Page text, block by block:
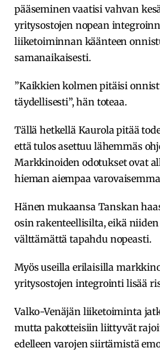
pääseminen vaatisi vahvan
yritysostojen nopean
liiketoiminnan käänteen
samanaikaisesti.
”Kaikkien kolmen pitäisi
täydellisesti”, hän toteaa.
Tällä hetkellä Kaurola pitää
että tulos asettuu lähemmäs
Markkinoiden odotukset ovat
hieman aiempaa
Hänen mukaansa Tanskan
osin rakenteellisilta, eikä
välttämättä tapahdu nopeasti.
Myös useilla erilaisilla
yritysostojen integrointi lisää
Valko-Venäjän liiketoiminta
mutta pakotteisiin liittyvät
edelleen varojen siirtämistä